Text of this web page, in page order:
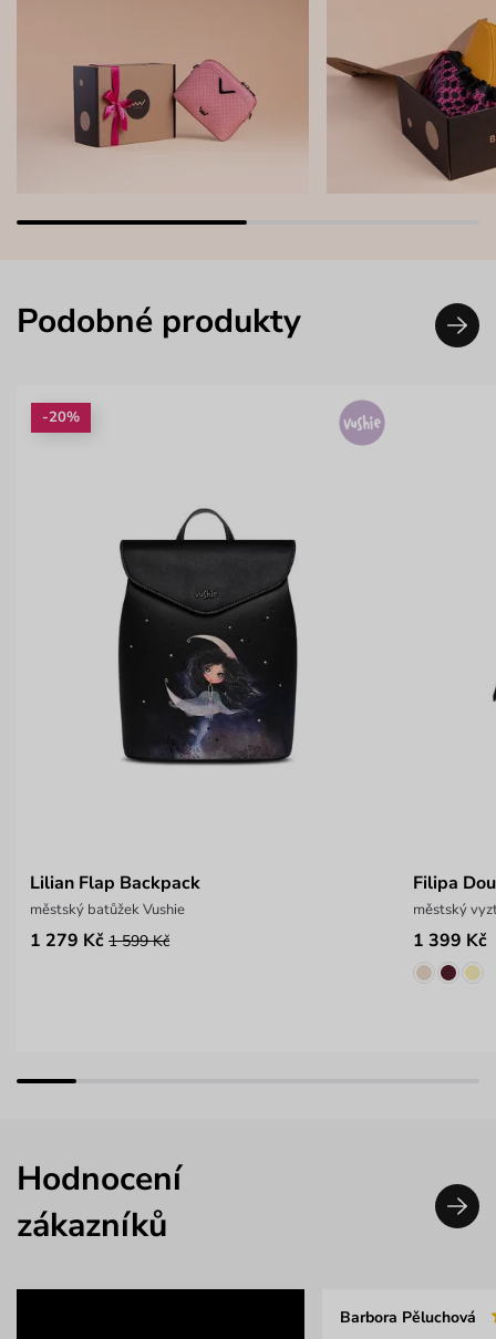
Podobné produkty
-20%
Lilian Flap Backpack
městský batůžek Vushie
1 279 Kč 1 599 Kč
Filipa
městský
1 399 Kč
Hodnocení
zákazníků
Barbora Pěluchová